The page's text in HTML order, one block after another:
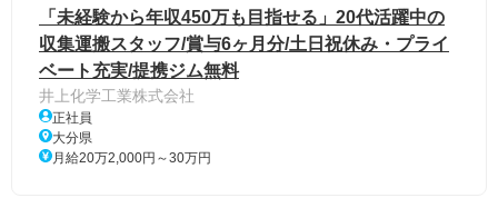
「未経験から年収450万も目指せる」20代活躍中の
収集運搬スタッフ/賞与6ヶ月分/土日祝休み・プライ
ベート充実/提携ジム無料
井上化学工業株式会社
正社員
大分県
月給20万2,000円～30万円